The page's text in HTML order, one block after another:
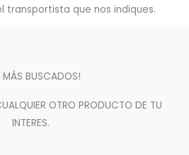
transportista que nos indiques.
MÁS BUSCADOS!
OTRO PRODUCTO DE TU
INTERES.